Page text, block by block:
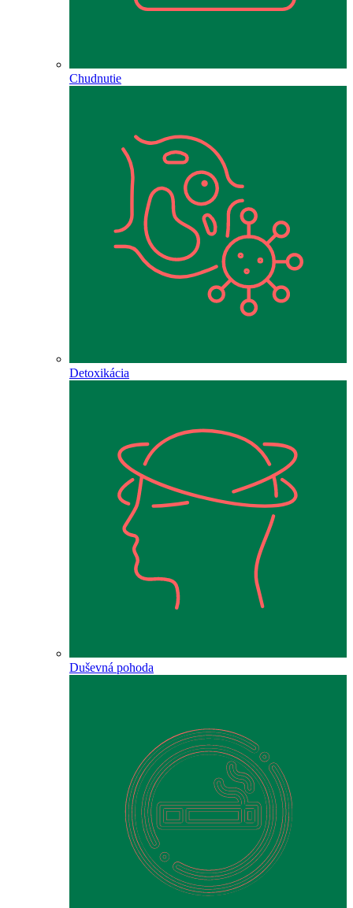
Chudnutie
Detoxikácia
Duševná pohoda